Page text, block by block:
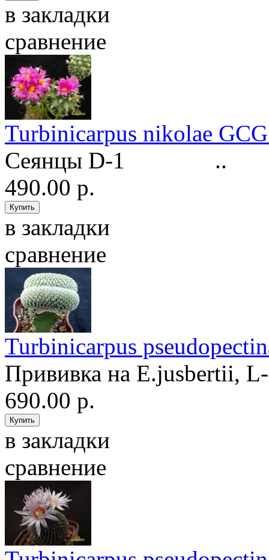
в закладки
сравнение
Turbinicarpus nikolae
Сеянцы D-1 ..
490.00 р.
в закладки
сравнение
Turbinicarpus
Прививка на E.jusbertii,
690.00 р.
в закладки
сравнение